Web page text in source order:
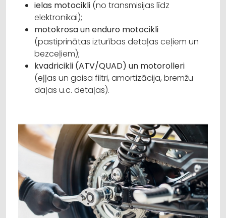
ielas motocikli (no transmisijas līdz
elektronikai);
motokrosa un enduro motocikli
(pastiprinātas izturības detaļas ceļiem un
bezceļiem);
kvadricikli (ATV/QUAD) un motorolleri
(eļļas un gaisa filtri, amortizācija, bremžu
daļas u.c. detaļas).